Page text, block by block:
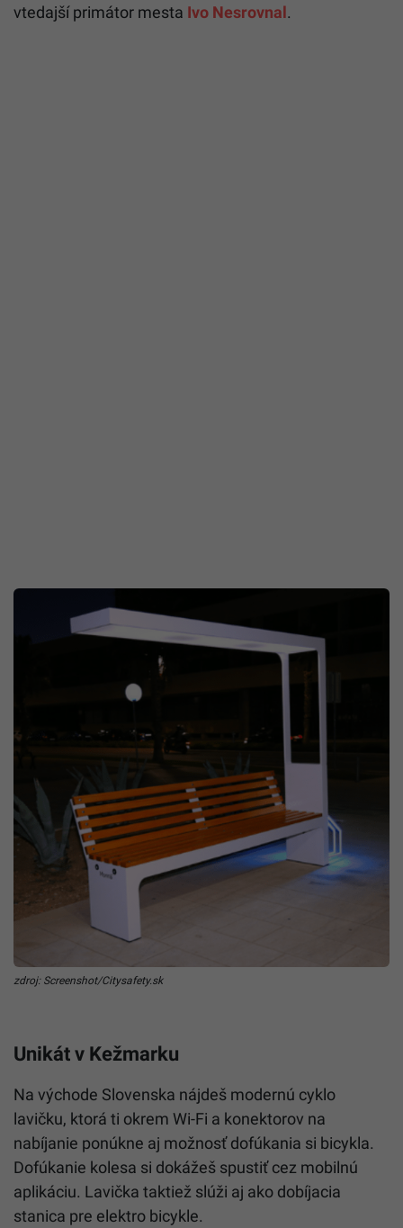
vtedajší primátor mesta Ivo Nesrovnal.
zdroj: Screenshot/Citysafety.sk
Unikát v Kežmarku
Na východe Slovenska nájdeš modernú cyklo
lavičku, ktorá ti okrem Wi-Fi a konektorov na
nabíjanie ponúkne aj možnosť dofúkania si bicykla.
Dofúkanie kolesa si dokážeš spustiť cez mobilnú
aplikáciu. Lavička taktiež slúži aj ako dobíjacia
stanica pre elektro bicykle.